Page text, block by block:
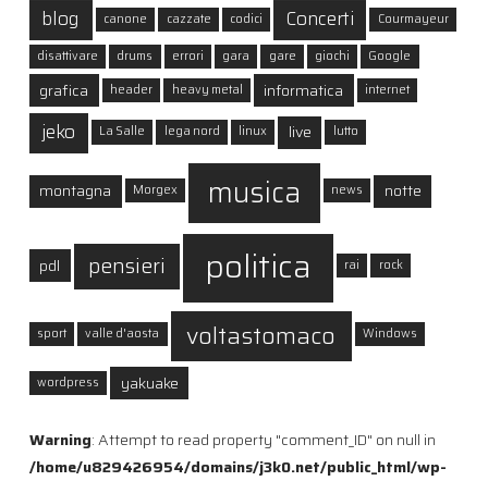
blog canone cazzate codici Concerti Courmayeur
disattivare drums errori gara gare giochi Google
grafica header heavy metal informatica internet
jeko La Salle lega nord linux live lutto
montagna Morgex musica news notte
pdl pensieri politica rai rock
sport valle d'aosta voltastomaco Windows
wordpress yakuake
Warning: Attempt to read property "comment_ID" on null in
/home/u829426954/domains/j3k0.net/public_html/wp-